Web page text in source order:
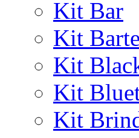
Kit Bar
Kit
Kit
Kit
Kit